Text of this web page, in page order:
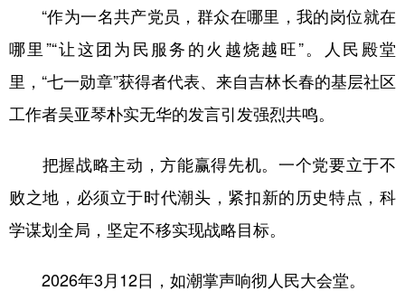
“作为一名共产党员，群众在哪里，我的岗位就在
哪里”“让这团为民服务的火越烧越旺”。人民殿堂
里，“七一勋章”获得者代表、来自吉林长春的基层社区
工作者吴亚琴朴实无华的发言引发强烈共鸣。
把握战略主动，方能赢得先机。一个党要立于不
败之地，必须立于时代潮头，紧扣新的历史特点，科
学谋划全局，坚定不移实现战略目标。
2026年3月12日，如潮掌声响彻人民大会堂。